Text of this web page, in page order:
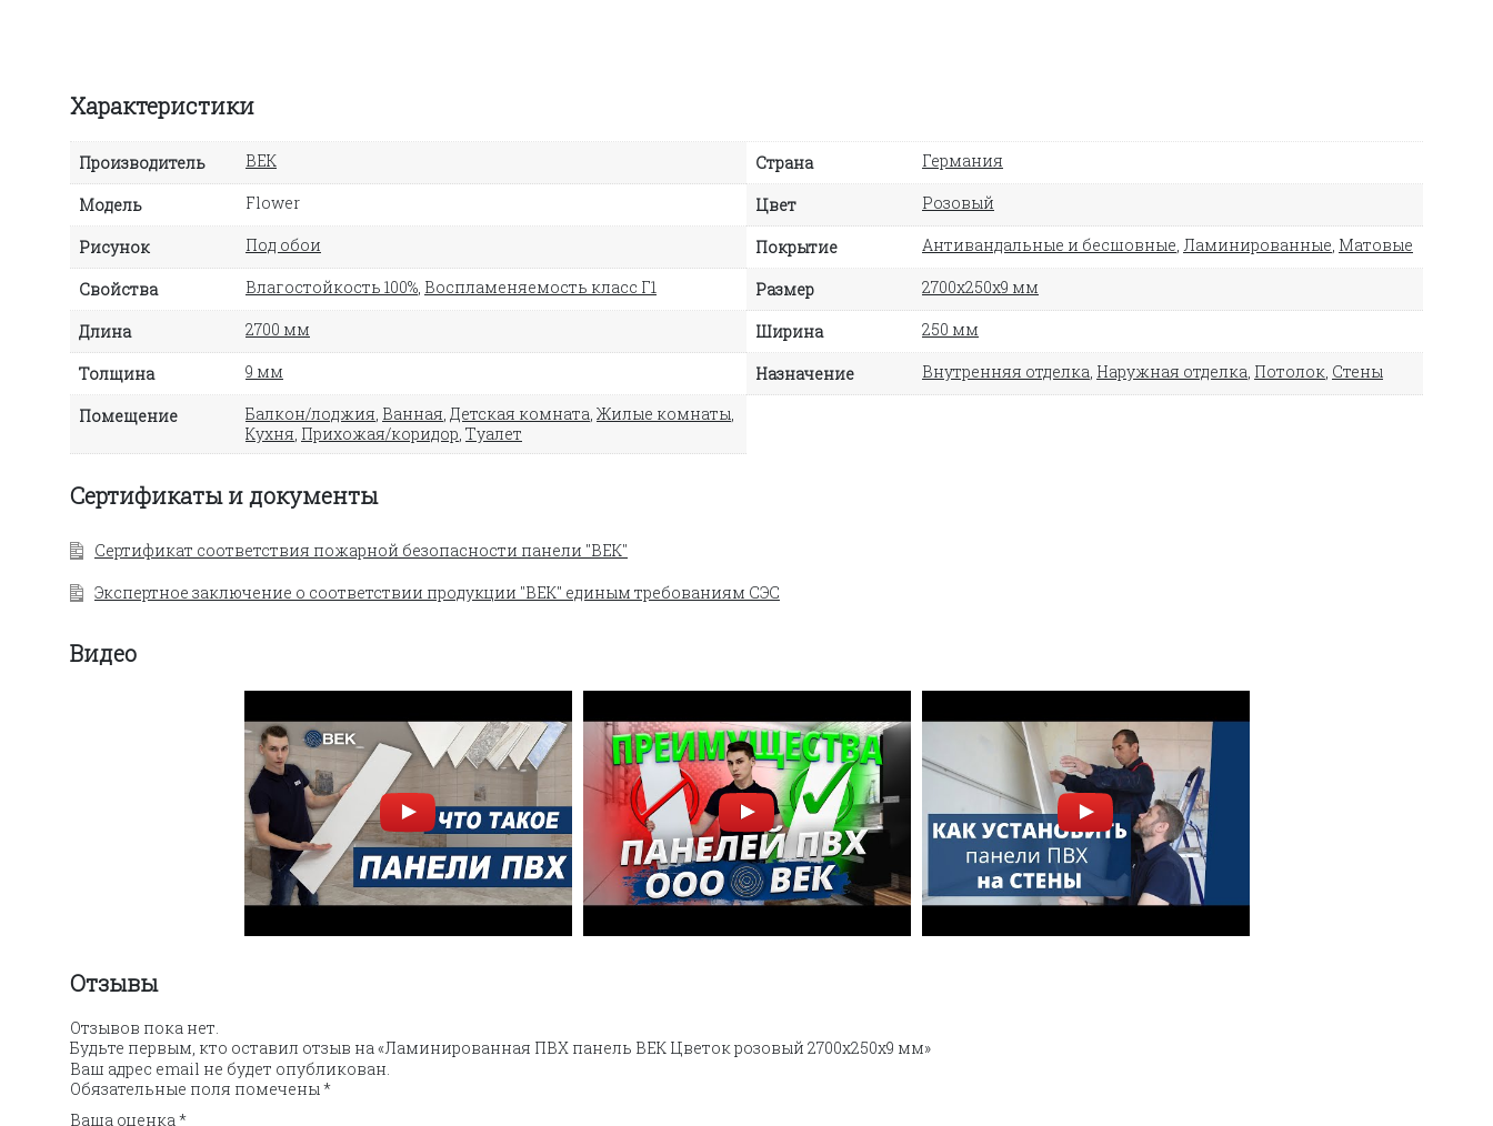
Характеристики
Производитель ВЕК Страна Германия
Модель Flower Цвет Розовый
Рисунок Под обои Покрытие Антивандальные и бесшовные Ламинированные Матовые
Свойства Влагостойкость 100% Воспламеняемость класс Г1 Размер 2700х250х9 мм
Длина 2700 мм Ширина 250 мм
Толщина 9 мм Назначение Внутренняя отделка Наружная отделка Потолок Стены
Помещение Балкон/лоджия Ванная Детская комната Жилые комнаты
Кухня Прихожая/коридор Туалет
Сертификаты и документы
Сертификат соответствия пожарной безопасности панели "ВЕК"
Экспертное заключение о соответствии продукции "ВЕК" единым требованиям СЭС
Видео
Отзывы
Отзывов пока нет.
Будьте первым, кто оставил отзыв на «Ламинированная ПВХ панель ВЕК Цветок розовый 2700х250х9 мм»
Ваш адрес email не будет опубликован.
Обязательные поля помечены*
Ваша оценка*